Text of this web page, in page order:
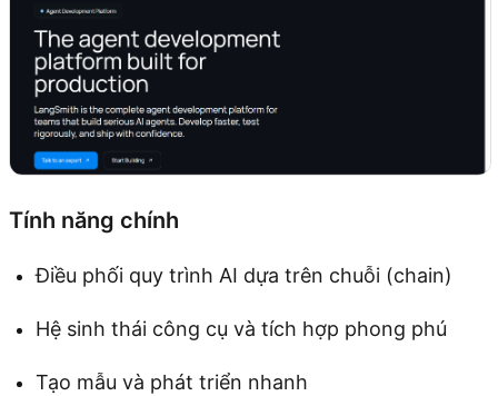
Tính năng chính
Điều phối quy trình AI dựa trên chuỗi (chain)
Hệ sinh thái công cụ và tích hợp phong phú
Tạo mẫu và phát triển nhanh